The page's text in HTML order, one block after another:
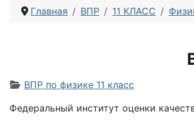
Главная ВПР 11 КЛАСС
Информация о материале
ВПР по физике 11 класс
Федеральный институт оценки